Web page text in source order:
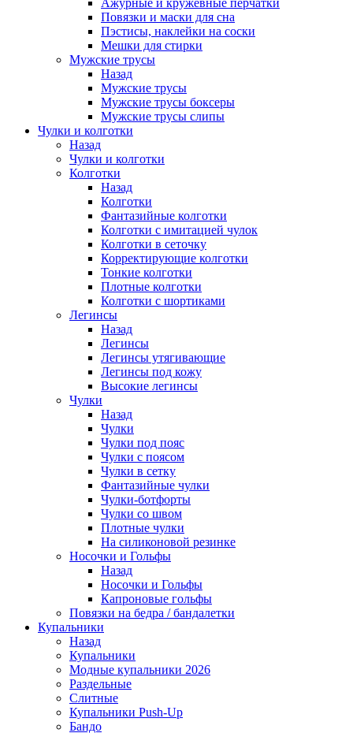
Ажурные и кружевные перчатки
Повязки и маски для сна
Пэстисы, наклейки на соски
Мешки для стирки
Мужские трусы
Назад
Мужские трусы
Мужские трусы боксеры
Мужские трусы слипы
Чулки и колготки
Назад
Чулки и колготки
Колготки
Назад
Колготки
Фантазийные колготки
Колготки с имитацией чулок
Колготки в сеточку
Корректирующие колготки
Тонкие колготки
Плотные колготки
Колготки с шортиками
Легинсы
Назад
Легинсы
Легинсы утягивающие
Легинсы под кожу
Высокие легинсы
Чулки
Назад
Чулки
Чулки под пояс
Чулки с поясом
Чулки в сетку
Фантазийные чулки
Чулки-ботфорты
Чулки со швом
Плотные чулки
На силиконовой резинке
Носочки и Гольфы
Назад
Носочки и Гольфы
Капроновые гольфы
Повязки на бедра / бандалетки
Купальники
Назад
Купальники
Модные купальники 2026
Раздельные
Слитные
Купальники Push-Up
Бандо